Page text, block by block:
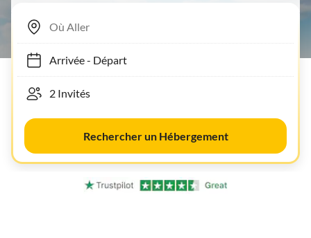
Arrivée- Départ
Rechercher un Hébergement